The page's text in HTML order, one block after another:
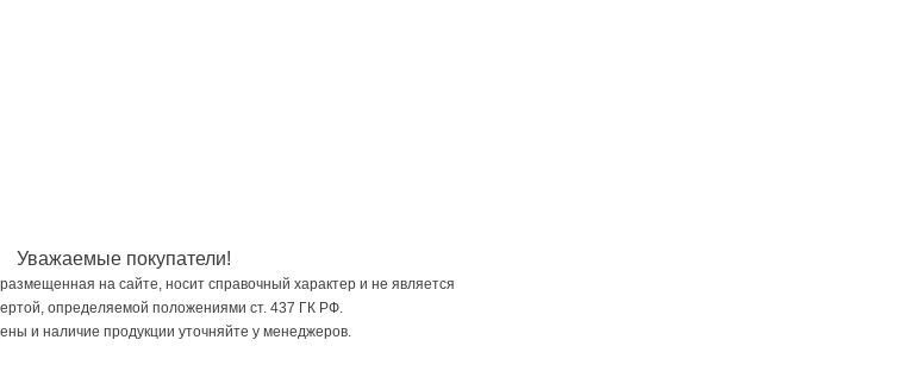
Уважаемые покупатели!
на сайте, носит справочный характер и не является
определяемой положениями ст. 437 ГК РФ.
и наличие продукции уточняйте у менеджеров.